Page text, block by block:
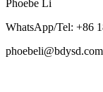
Phoebe Li
WhatsApp/Tel: +86
phoebeli@bdysd.com